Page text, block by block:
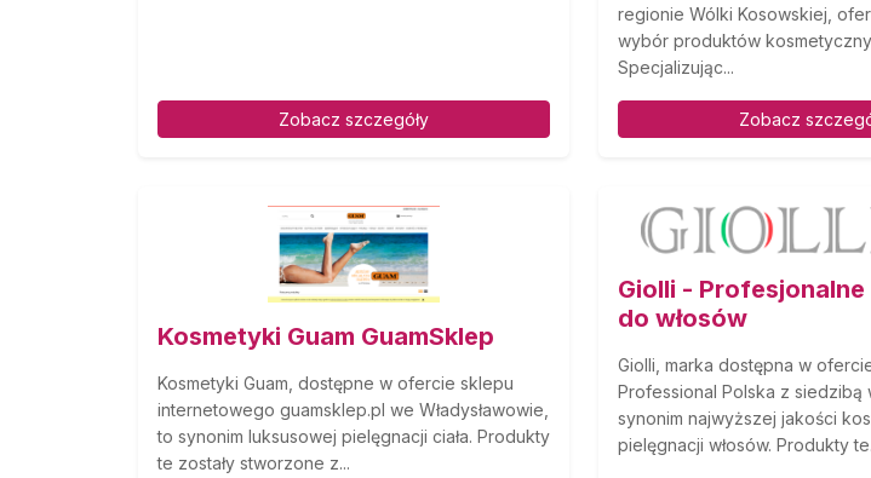
Zobacz szczegóły
regionie Wólki Kosowskiej,
wybór produktów
Specjalizując...
Zobacz
Kosmetyki Guam GuamSklep
Kosmetyki Guam, dostępne w ofercie sklepu
internetowego guamsklep.pl we Władysławowie,
to synonim luksusowej pielęgnacji ciała. Produkty
te zostały stworzone z...
Giolli -
do włosów
Giolli, marka dostępna w
Professional Polska z siedzibą
synonim najwyższej jakości
pielęgnacji włosów. Produkty